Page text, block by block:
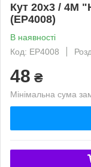
Кут 20x3 / 4M
(EP4008)
В наявності
Код: EP4008
48 ₴
Мінімальна сума